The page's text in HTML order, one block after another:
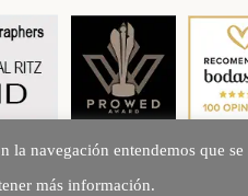
navegación entendemos que
más información.